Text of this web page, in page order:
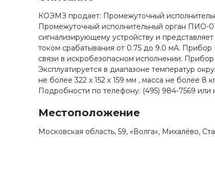
КОЭМЗ продает: Промежуточный
Промежуточный исполнительный орган ПИО-
сигнализирующему устройству и
током срабатывания от 0.75 до 9.0 мА.
связи в искробезопасном исполнении.
Эксплуатируется в диапазоне температур
не более 322 х 152 х 159 мм , масса не более 8
Подробности по телефону: (495) 984-7569 или
Местоположение
Московская область, 59, «Волга», Михалёво,